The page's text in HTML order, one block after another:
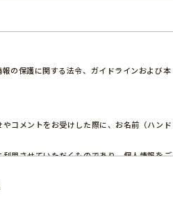
の保護に関する法令、ガイドラインおよび本
コメントをお受けした際に、お名前（ハンド
用させていただくものであり、個人情報をご
お名前（ハンドルネール）がコメントともに